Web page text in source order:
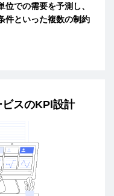
での需要を予測し、
件といった複数の制約
スのKPl設計